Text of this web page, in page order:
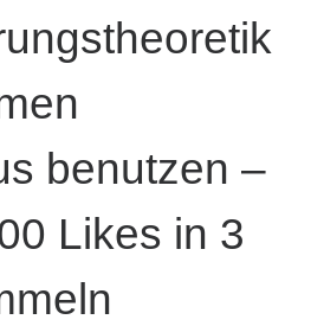
benutzen –
Likes in 3